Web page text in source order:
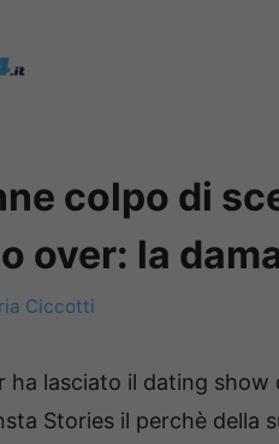
colpo di
over: la
Ciccotti
ha lasciato il dating show
Stories il perchè della